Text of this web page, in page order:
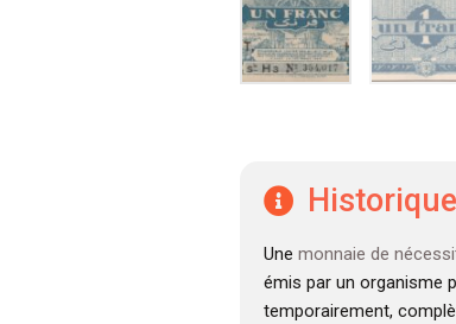
Historique
Une monnaie de
émis par un organisme
temporairement,